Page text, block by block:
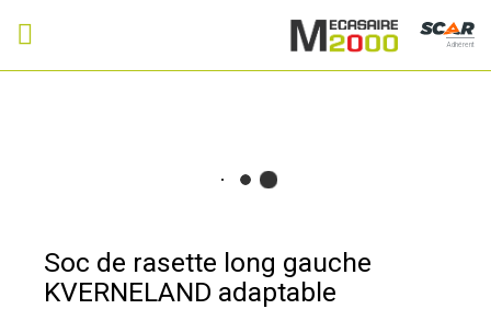
Adhérent
Soc de rasette long gauche
KVERNELAND adaptable